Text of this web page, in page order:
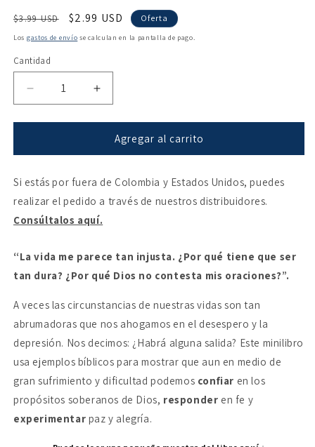
Precio
habitual
$3.99 USD
Precio
de
$2.99 USD Oferta
Los gastos de envío se calculan en la pantalla de pago.
Cantidad
Reducir
cantidad
para
Quiero
de
la
depresión
Aumentar
cantidad
para
¡Ayuda!
Quiero
de
la
depresión
Agregar al carrito
Si estás por fuera de Colombia y Estados Unidos, puedes
realizar el pedido a través de nuestros distribuidores.
Consúltalos aquí.
“La vida me parece tan injusta. ¿Por qué tiene que ser
tan dura? ¿Por qué Dios no contesta mis oraciones?”.
A veces las circunstancias de nuestras vidas son tan
abrumadoras que nos ahogamos en el desespero y la
depresión. Nos decimos: ¿Habrá alguna salida? Este minilibro
usa ejemplos bíblicos para mostrar que aun en medio de
gran sufrimiento y dificultad podemos confiar en los
propósitos soberanos de Dios, responder en fe y
experimentar paz y alegría.